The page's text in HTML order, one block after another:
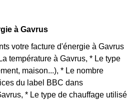
à Gavrus
votre facture d'énergie à Gavrus
température à Gavrus, * Le type
maison...), * Le nombre
du label BBC dans
* Le type de chauffage utilisé